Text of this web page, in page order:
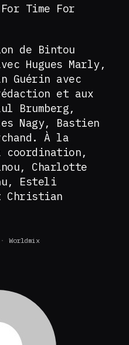
Time For
de Bintou
Hugues Marly,
Guérin avec
et aux
Brumberg,
Nagy, Bastien
À la
Charlotte
Esteli
Christian
Worldmix